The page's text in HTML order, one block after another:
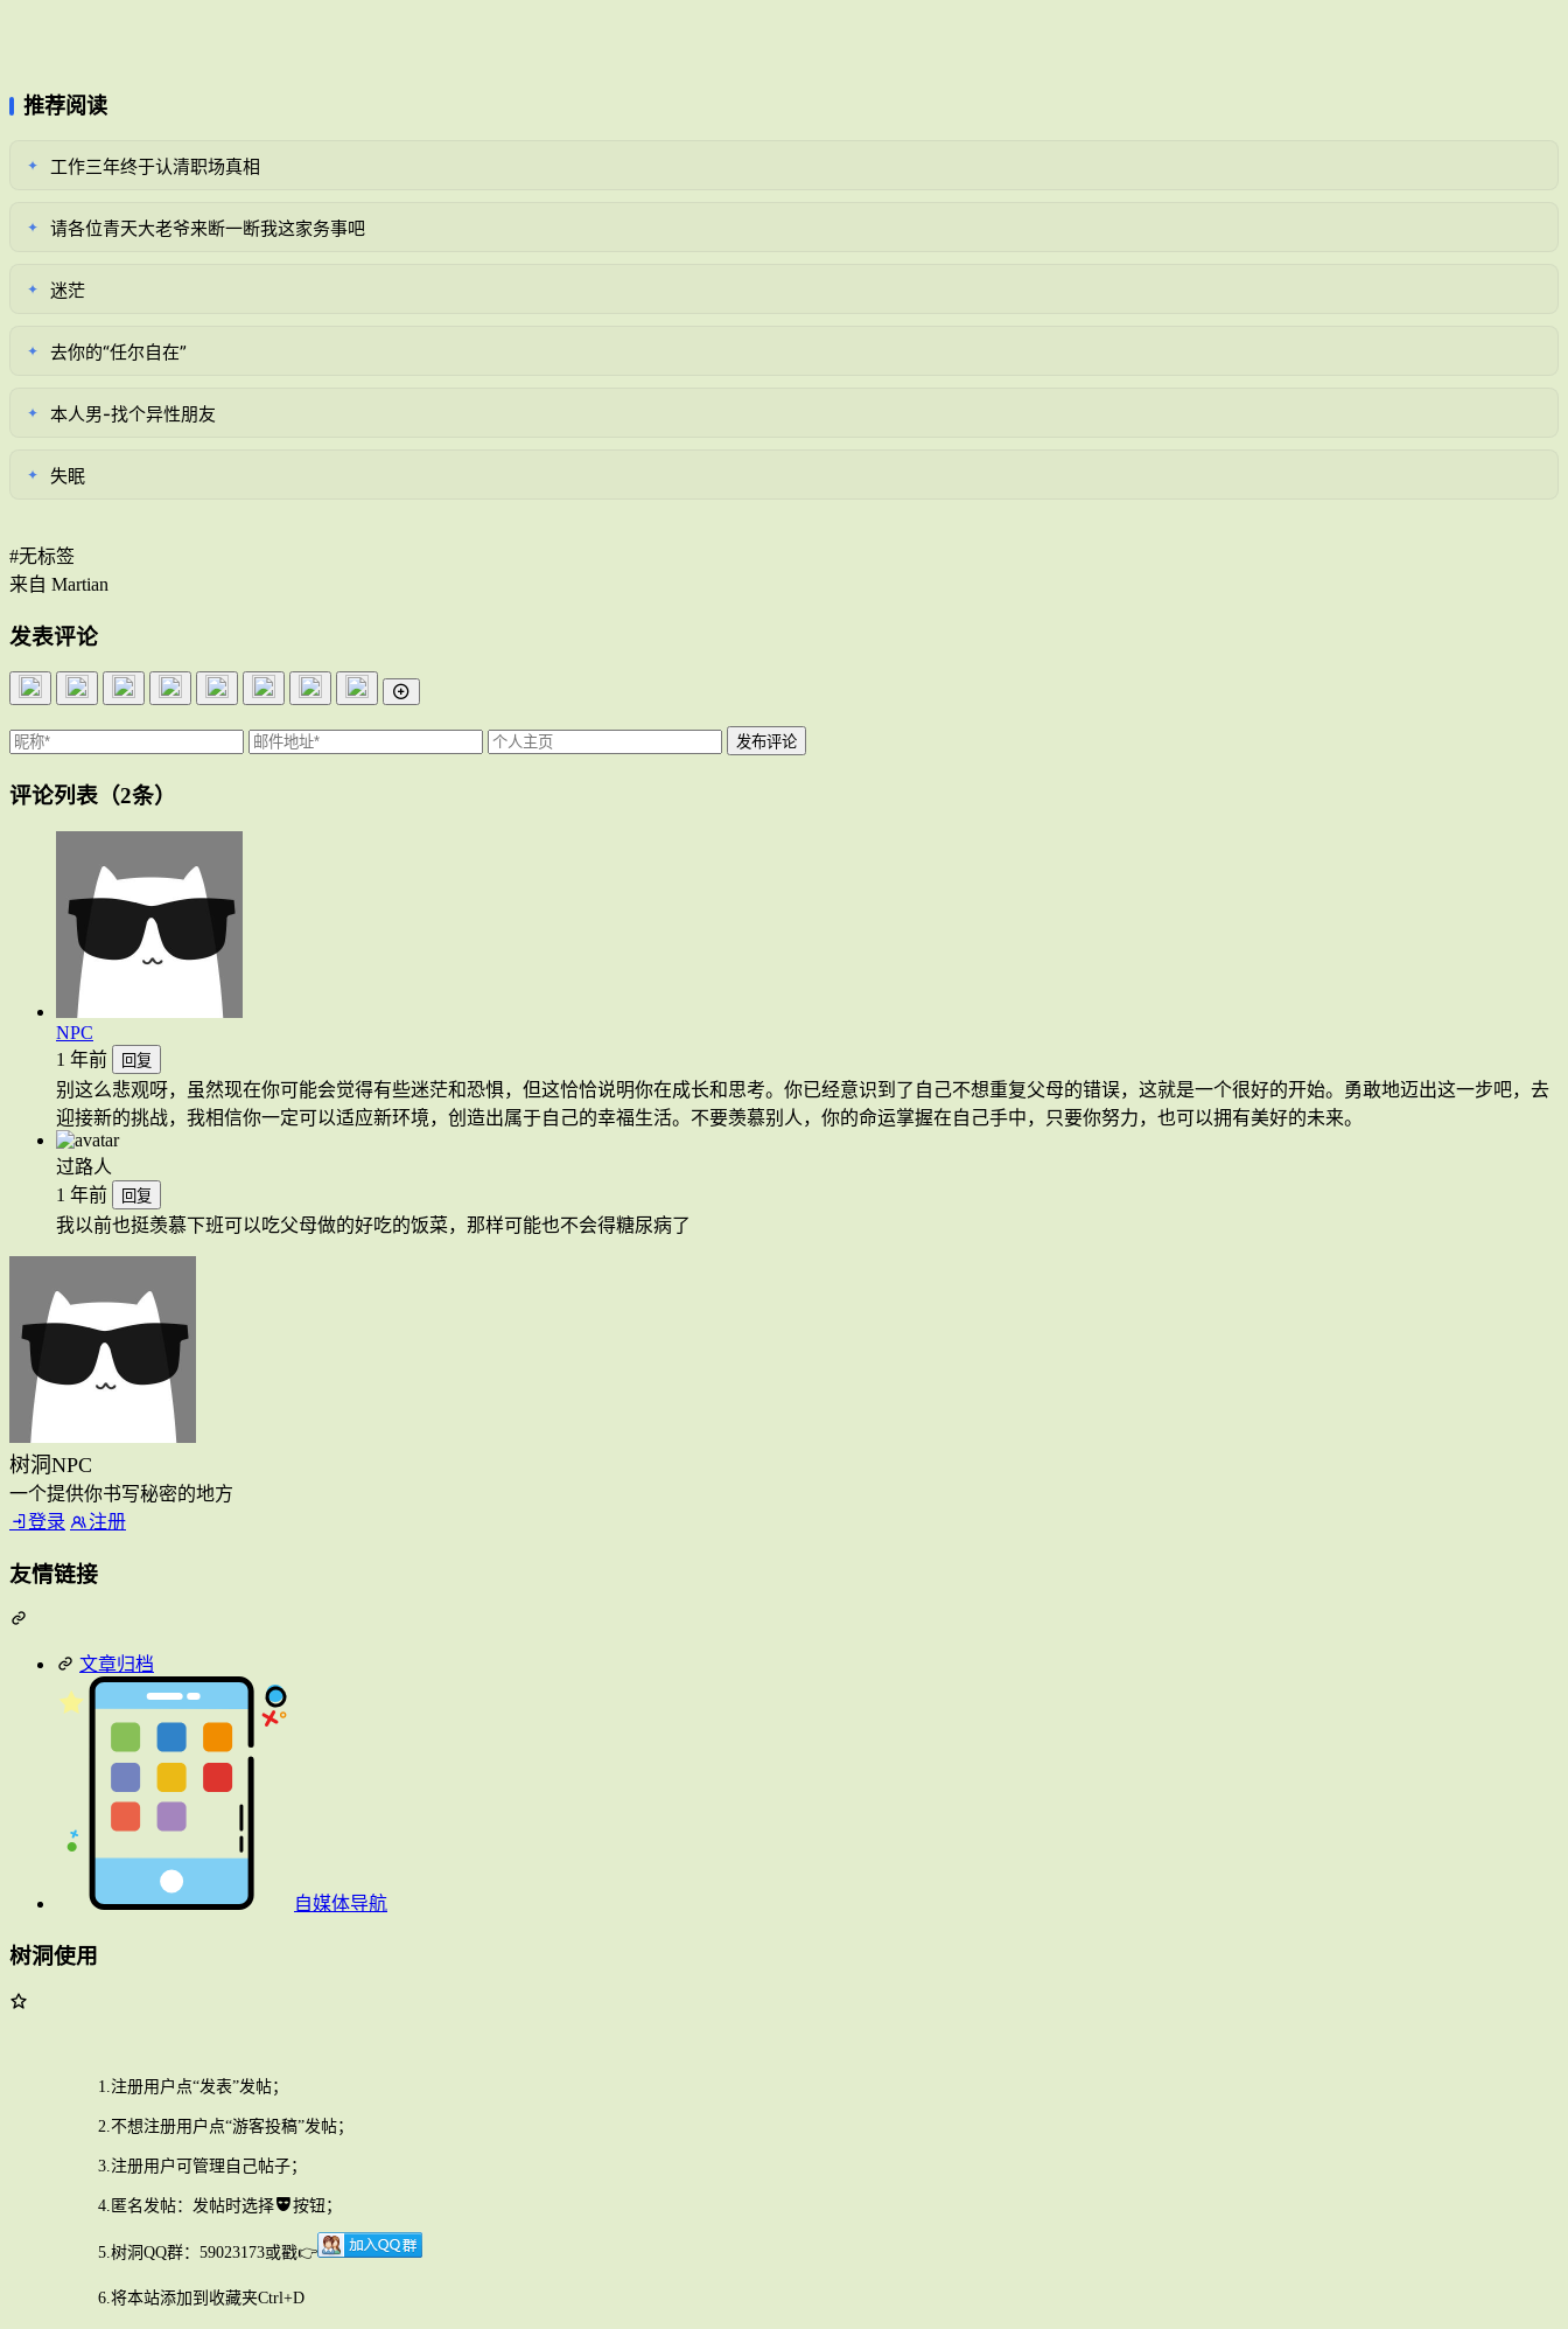
推荐阅读
✦ 工作三年终于认清职场真相
✦ 请各位青天大老爷来断一断我这家务事吧
✦ 迷茫
✦ 去你的“任尔自在”
✦ 本人男-找个异性朋友
✦ 失眠
#无标签
来自 Martian
发表评论
评论列表 （2条）
NPC
1 年前
回复
别这么悲观呀，虽然现在你可能会觉得有些迷茫和恐惧，但这恰恰说明你在成长和思考。你已经意识到了自己不想重复父母的错误，这就是一个很好的开始。勇敢地迈出这一步吧，去
迎接新的挑战，我相信你一定可以适应新环境，创造出属于自己的幸福生活。不要羡慕别人，你的命运掌握在自己手中，只要你努力，也可以拥有美好的未来。
过路人
1 年前
回复
我以前也挺羡慕下班可以吃父母做的好吃的饭菜，那样可能也不会得糖尿病了
树洞NPC
一个提供你书写秘密的地方
登录
注册
友情链接
文章归档
自媒体导航
树洞使用
1.注册用户点“发表”发帖；
2.不想注册用户点“游客投稿”发帖；
3.注册用户可管理自己帖子；
4.匿名发帖：发帖时选择 按钮；
5.树洞QQ群：59023173或戳👉
6.将本站添加到收藏夹Ctrl+D